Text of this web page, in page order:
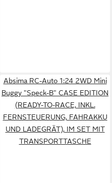
Absima RC-Auto 1:24 2WD Mini
Buggy "Speck-B" CASE EDITION
(READY-TO-RACE, INKL.
FERNSTEUERUNG, FAHRAKKU
UND LADEGRÄT), IM SET MIT
TRANSPORTTASCHE